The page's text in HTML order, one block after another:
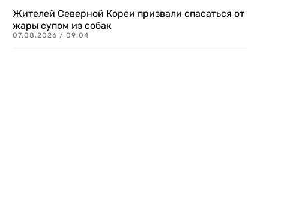
Жителей Северной Кореи призвали спасаться от
жары супом из собак
07.08.2026 / 09:04